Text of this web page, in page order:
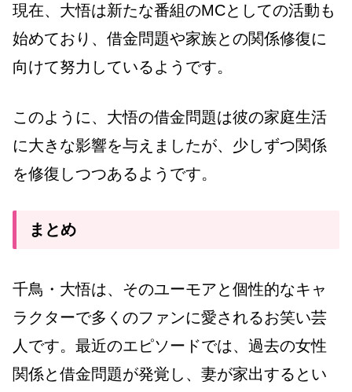
現在、大悟は新たな番組のMCとしての活動も
始めており、借金問題や家族との関係修復に
向けて努力しているようです。
このように、大悟の借金問題は彼の家庭生活
に大きな影響を与えましたが、少しずつ関係
を修復しつつあるようです。
まとめ
千鳥・大悟は、そのユーモアと個性的なキャ
ラクターで多くのファンに愛されるお笑い芸
人です。最近のエピソードでは、過去の女性
関係と借金問題が発覚し、妻が家出するとい